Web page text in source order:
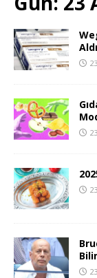
Aldı